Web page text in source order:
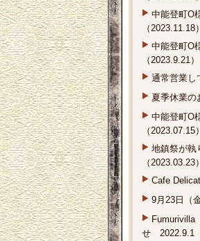
中能登町O
（2023.11.18）
中能登町O
（2023.9.21）
通常営業し
夏季休業の
中能登町O
（2023.07.15）
地鎮祭が執
（2023.03.23）
Cafe
9月23日（
Fumurivilla
せ 2022.9.1